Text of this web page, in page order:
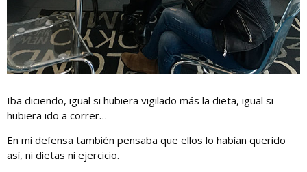
Iba diciendo, igual si hubiera vigilado más la dieta, igual si
hubiera ido a correr…
En mi defensa también pensaba que ellos lo habían querido
así, ni dietas ni ejercicio.